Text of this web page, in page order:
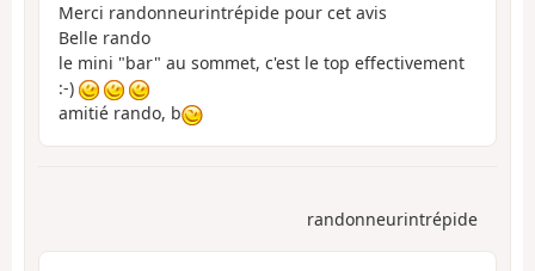
Merci randonneurintrépide pour cet avis
Belle rando
le mini "bar" au sommet, c'est le top effectivement
:-)
amitié rando, b
randonneurintrépide